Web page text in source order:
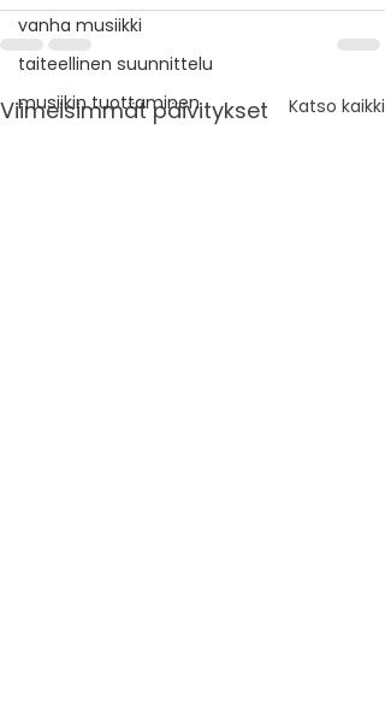
vanha musiikki
taiteellinen suunnittelu
musiikin tuottaminen
Viimeisimmät päivitykset Katso kaikki